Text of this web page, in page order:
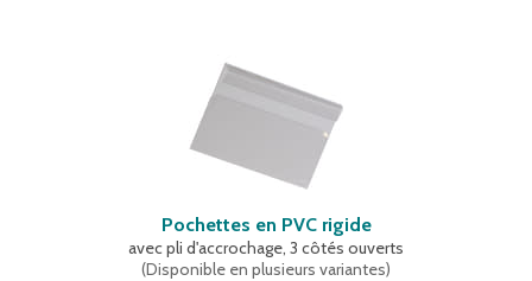
Pochettes en PVC rigide
avec pli d'accrochage, 3 côtés ouverts
(Disponible en plusieurs variantes)